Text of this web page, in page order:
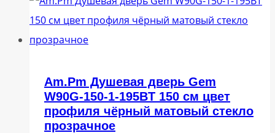
Am.Pm Душевая дверь Gem
W90G-150-1-195BT 150 см цвет
профиля чёрный матовый стекло
прозрачное